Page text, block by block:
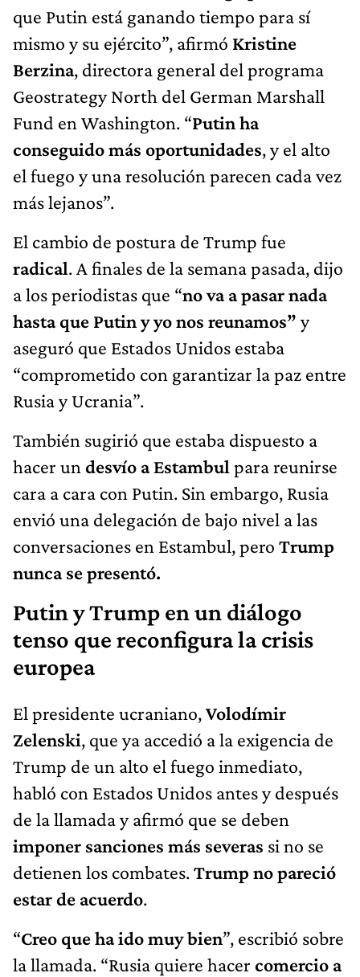
que Putin está ganando tiempo para sí
mismo y su ejército”, afirmó Kristine
Berzina, directora general del programa
Geostrategy North del German Marshall
Fund en Washington. “Putin ha
conseguido más oportunidades, y el alto
el fuego y una resolución parecen cada vez
más lejanos”.
El cambio de postura de Trump fue
radical. A finales de la semana pasada, dijo
a los periodistas que “no va a pasar nada
hasta que Putin y yo nos reunamos” y
aseguró que Estados Unidos estaba
“comprometido con garantizar la paz entre
Rusia y Ucrania”.
También sugirió que estaba dispuesto a
hacer un desvío a Estambul para reunirse
cara a cara con Putin. Sin embargo, Rusia
envió una delegación de bajo nivel a las
conversaciones en Estambul, pero Trump
nunca se presentó.
Putin y Trump en un diálogo
tenso que reconfigura la crisis
europea
El presidente ucraniano,Volodímir
Zelenski, que ya accedió a la exigencia de
Trump de un alto el fuego inmediato,
habló con Estados Unidos antes y después
de la llamada y afirmó que se deben
imponer sanciones más severas si no se
detienen los combates.Trump no pareció
estar de acuerdo.
“Creo que ha ido muy bien”, escribió sobre
la llamada. “Rusia quiere hacer comercio a